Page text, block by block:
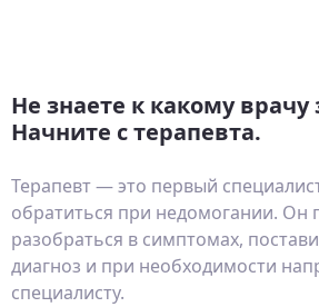
Не знаете к какому врачу
Начните с терапевта.
Терапевт — это первый
обратиться при недомогании. Он
разобраться в симптомах,
диагноз и при необходимости
специалисту.